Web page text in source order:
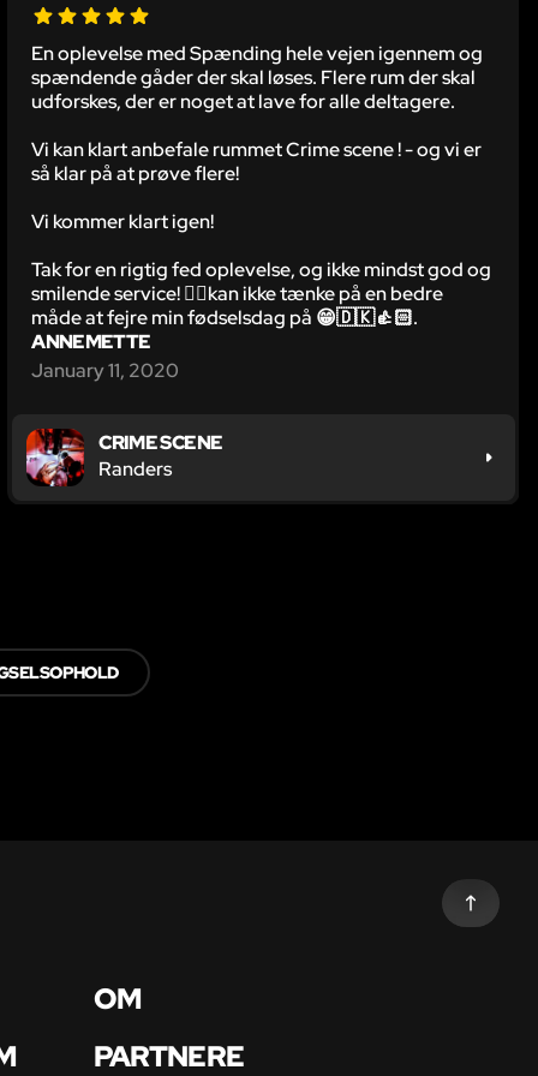
En oplevelse med Spænding hele vejen igennem og
spændende gåder der skal løses. Flere rum der skal
udforskes, der er noget at lave for alle deltagere.
Vi kan klart anbefale rummet Crime scene ! - og vi er
så klar på at prøve flere!
Vi kommer klart igen!
Tak for en rigtig fed oplevelse, og ikke mindst god og
smilende service! 👍🏻kan ikke tænke på en bedre
måde at fejre min fødselsdag på 😁🇩🇰👍🏻.
ANNEMETTE
January 11, 2020
CRIME SCENE
Randers
OM
PARTNERE